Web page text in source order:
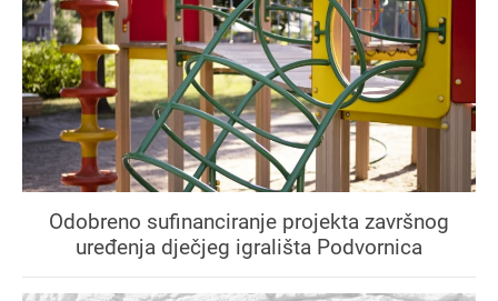
Odobreno sufinanciranje projekta završnog
uređenja dječjeg igrališta Podvornica